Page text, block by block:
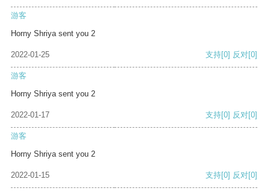
游客
Horny Shriya sent you 2
2022-01-25 支持[0] 反对[0]
游客
Horny Shriya sent you 2
2022-01-17 支持[0] 反对[0]
游客
Horny Shriya sent you 2
2022-01-15 支持[0] 反对[0]